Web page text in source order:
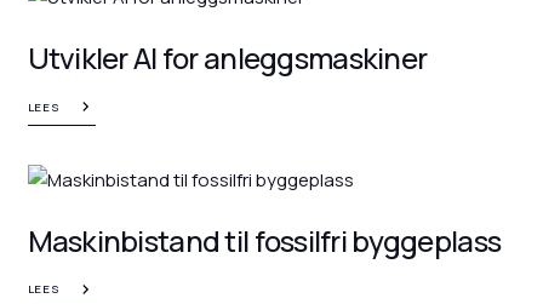
Utvikler AI for anleggsmaskiner
LEES
Maskinbistand til fossilfri byggeplass
LEES